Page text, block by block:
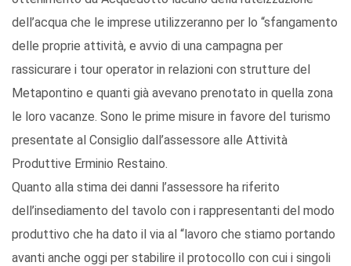
dell’acqua che le imprese utilizzeranno per lo “sfangamento
delle proprie attività, e avvio di una campagna per
rassicurare i tour operator in relazioni con strutture del
Metapontino e quanti già avevano prenotato in quella zona
le loro vacanze. Sono le prime misure in favore del turismo
presentate al Consiglio dall’assessore alle Attività
Produttive Erminio Restaino.
Quanto alla stima dei danni l’assessore ha riferito
dell’insediamento del tavolo con i rappresentanti del modo
produttivo che ha dato il via al “lavoro che stiamo portando
avanti anche oggi per stabilire il protocollo con cui i singoli